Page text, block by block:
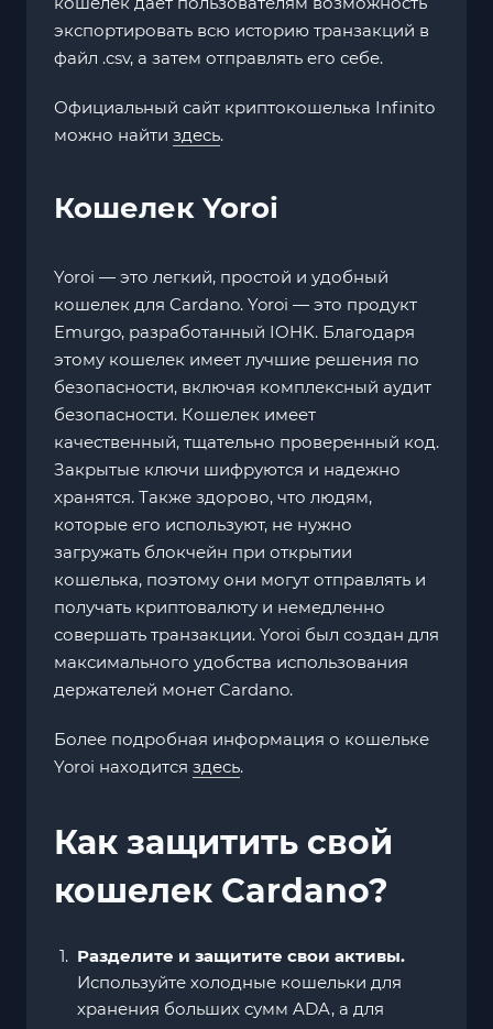
экспортировать всю историю транзакций в
файл .csv, а затем отправлять его себе.
Официальный сайт криптокошелька Infinito
можно найти здесь.
Кошелек Yoroi
Yoroi — это легкий, простой и удобный
кошелек для Cardano. Yoroi — это продукт
Emurgo, разработанный IOHK. Благодаря
этому кошелек имеет лучшие решения по
безопасности, включая комплексный аудит
безопасности. Кошелек имеет
качественный, тщательно проверенный код.
Закрытые ключи шифруются и надежно
хранятся. Также здорово, что людям,
которые его используют, не нужно
загружать блокчейн при открытии
кошелька, поэтому они могут отправлять и
получать криптовалюту и немедленно
совершать транзакции. Yoroi был создан для
максимального удобства использования
держателей монет Cardano.
Более подробная информация о кошельке
Yoroi находится здесь.
Как защитить свой
кошелек Cardano?
Разделите и защитите свои активы.
Используйте холодные кошельки для
хранения больших сумм ADA, а для